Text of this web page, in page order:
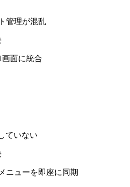
管理が混乱
画面に統合
ていない
ニューを即座に同期